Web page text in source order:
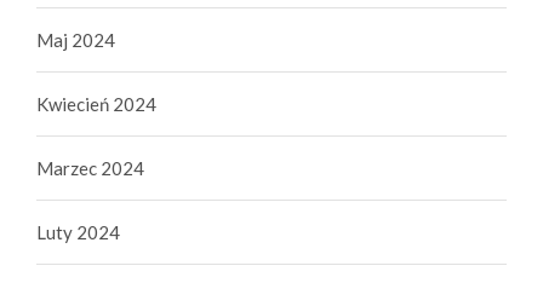
Maj 2024
Kwiecień 2024
Marzec 2024
Luty 2024